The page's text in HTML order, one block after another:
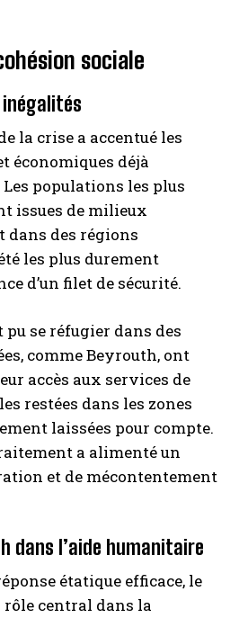
sociale
inégalités
la crise a accentué les
économiques déjà
populations les plus
issues de milieux
dans des régions
les plus durement
d’un filet de sécurité.
se réfugier dans des
comme Beyrouth, ont
accès aux services de
restées dans les zones
laissées pour compte.
a alimenté un
et de mécontentement
dans l’aide humanitaire
étatique efficace, le
rôle central dans la